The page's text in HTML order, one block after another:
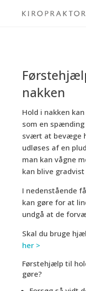
nakken
Hold i nakken
som en
svært at bevæge
udløses af en
man kan vågne
kan blive
I nedenstående
kan gøre for at
undgå at de
Skal du bruge
her >
Førstehjælp til
gøre?